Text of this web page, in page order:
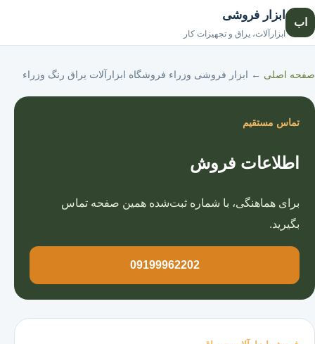
اب
ابزار فروشی
ابزارآلات، یراق و تجهیزات کار
صفحه اصلی ← ابزار فروشی وزراء فروشگاه ابزارآلات یراق رنگ وزراء
تماس مستقیم
اطلاعات فروش
برای هماهنگی، با شماره ثبت‌شده همین صفحه تماس
بگیرید.
09199962202